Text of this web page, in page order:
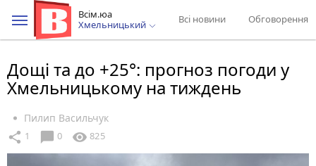
Всім.юа
Хмельницький
Всі новини Обговорення
Дощі та до +25°: прогноз погоди у
Хмельницькому на тиждень
Пилип Васильчук
share 1 chat_bubble 0 visibility 825